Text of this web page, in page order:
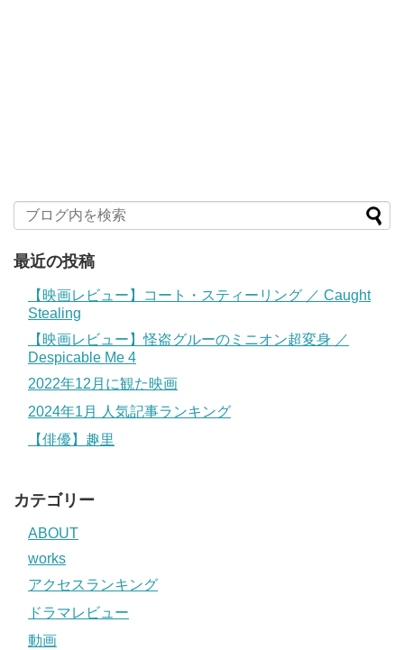
最近の投稿
【映画レビュー】コート・スティーリング ／ Caught
Stealing
【映画レビュー】怪盗グルーのミニオン超変身 ／
Despicable Me 4
2022年12月に観た映画
2024年1月 人気記事ランキング
【俳優】趣里
カテゴリー
ABOUT
works
アクセスランキング
ドラマレビュー
動画